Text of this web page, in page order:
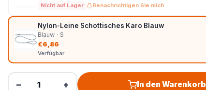
Nicht auf Lager Benachrichtigen Sie mich
Nylon-Leine Schottisches Karo Blauw
Blauw · S
€6,86
Verfügbar
− + In den Warenkorb